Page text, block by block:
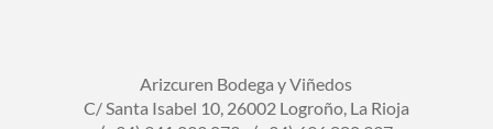
Arizcuren Bodega y Viñedos
C/ Santa Isabel 10, 26002 Logroño, La Rioja